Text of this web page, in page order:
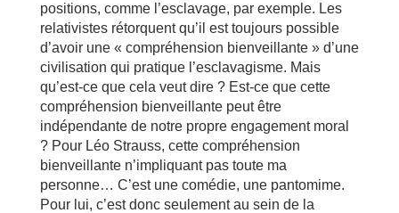
positions, comme l’esclavage, par exemple. Les
relativistes rétorquent qu’il est toujours possible
d’avoir une « compréhension bienveillante » d’une
civilisation qui pratique l’esclavagisme. Mais
qu’est-ce que cela veut dire ? Est-ce que cette
compréhension bienveillante peut être
indépendante de notre propre engagement moral
? Pour Léo Strauss, cette compréhension
bienveillante n’impliquant pas toute ma
personne… C’est une comédie, une pantomime.
Pour lui, c’est donc seulement au sein de la